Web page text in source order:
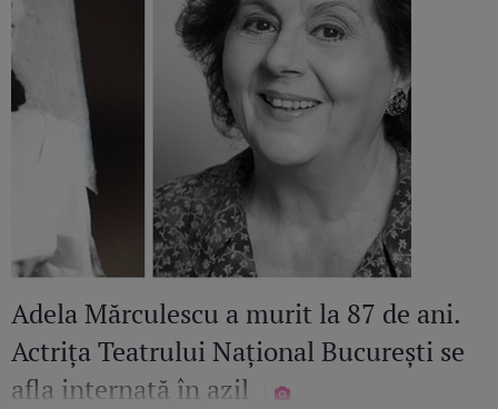
Adela Mărculescu a murit la 87 de ani.
Actrița Teatrului Național București se
afla internată în azil